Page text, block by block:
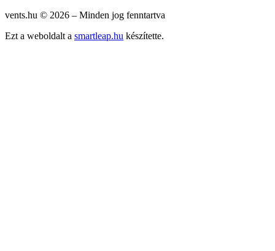
vents.hu © 2026 – Minden jog fenntartva
Ezt a weboldalt a smartleap.hu készítette.